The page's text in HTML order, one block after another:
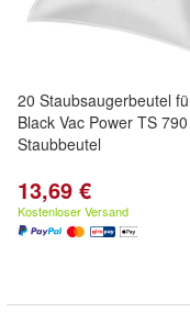
20 Staubsaugerbeutel
Black Vac Power TS 790
Staubbeutel
13,69 €
Kostenloser Versand